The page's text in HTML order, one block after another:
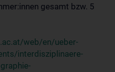
gesamt bzw. 5
web/en/ueber-
interdisziplinaere-